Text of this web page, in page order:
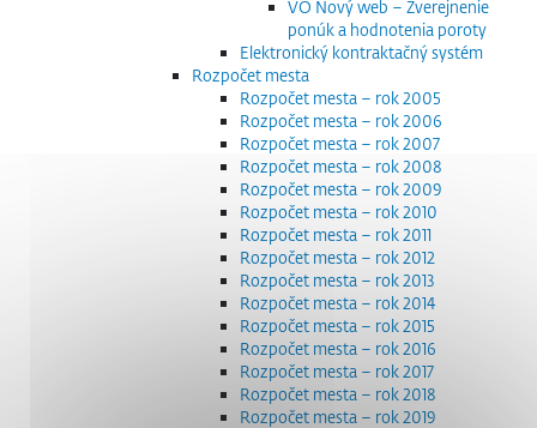
VO Nový web – Zverejnenie
ponúk a hodnotenia poroty
Elektronický kontraktačný systém
Rozpočet mesta
Rozpočet mesta – rok 2005
Rozpočet mesta – rok 2006
Rozpočet mesta – rok 2007
Rozpočet mesta – rok 2008
Rozpočet mesta – rok 2009
Rozpočet mesta – rok 2010
Rozpočet mesta – rok 2011
Rozpočet mesta – rok 2012
Rozpočet mesta – rok 2013
Rozpočet mesta – rok 2014
Rozpočet mesta – rok 2015
Rozpočet mesta – rok 2016
Rozpočet mesta – rok 2017
Rozpočet mesta – rok 2018
Rozpočet mesta – rok 2019